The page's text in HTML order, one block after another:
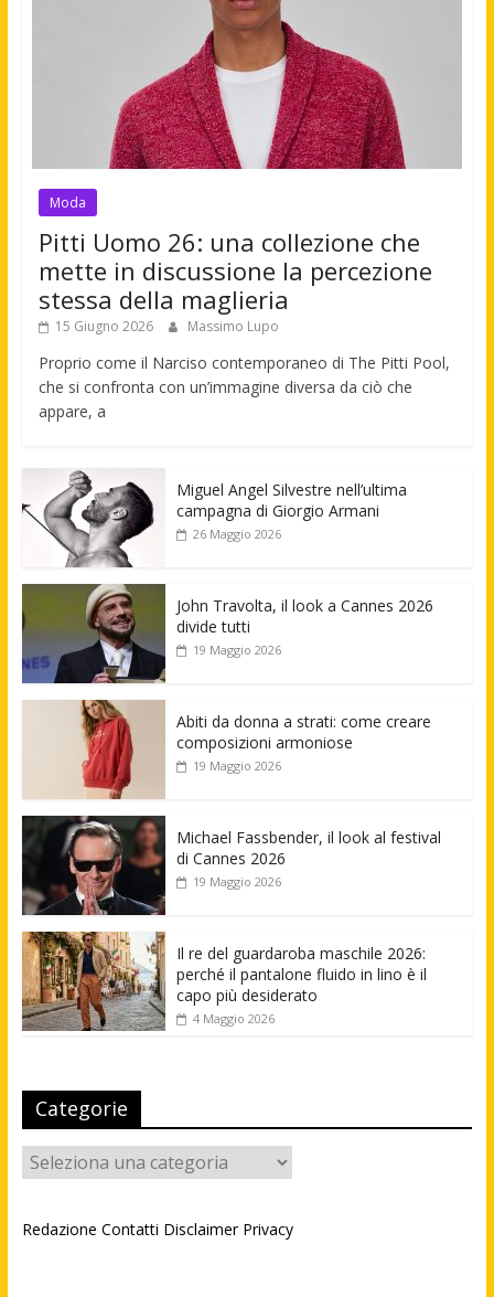
Moda
Pitti Uomo 26: una collezione che
mette in discussione la percezione
stessa della maglieria
15 Giugno 2026 Massimo Lupo
Proprio come il Narciso contemporaneo di The Pitti Pool,
che si confronta con un’immagine diversa da ciò che
appare, a
Miguel Angel Silvestre nell’ultima
campagna di Giorgio Armani
26 Maggio 2026
John Travolta, il look a Cannes 2026
divide tutti
19 Maggio 2026
Abiti da donna a strati: come creare
composizioni armoniose
19 Maggio 2026
Michael Fassbender, il look al festival
di Cannes 2026
19 Maggio 2026
Il re del guardaroba maschile 2026:
perché il pantalone fluido in lino è il
capo più desiderato
4 Maggio 2026
Categorie
Categorie
Redazione Contatti Disclaimer Privacy